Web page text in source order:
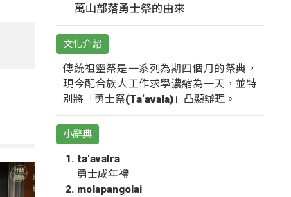
｜萬山部落勇士祭的由來
文化介紹
傳統祖靈祭是一系列為期四個月的祭典，
現今配合族人工作求學濃縮為一天，並特
別將「勇士祭(Ta‘avala)」凸顯辦理。
小辭典
ta‘avalra
勇士成年禮
molapangolai